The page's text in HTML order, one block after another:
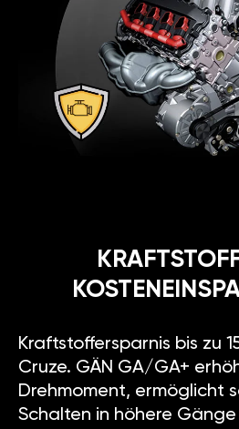
Kraftstoffersparnis bis zu
Cruze. GÄN GA/GA+
Drehmoment, ermöglicht
Schalten in höhere